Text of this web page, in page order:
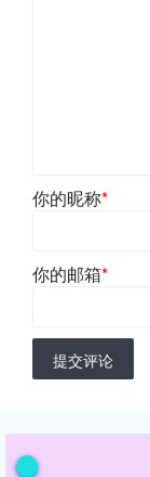
你的昵称*
你的邮箱*
提交评论